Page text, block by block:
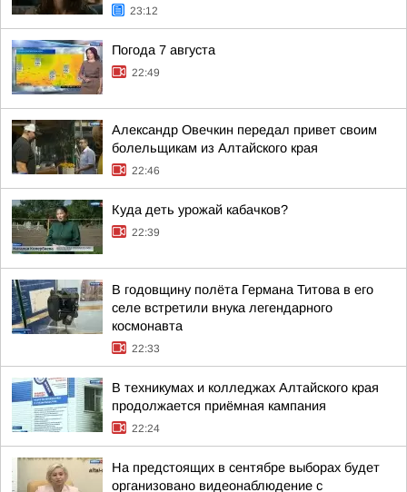
23:12
Погода 7 августа
22:49
Александр Овечкин передал привет своим
болельщикам из Алтайского края
22:46
Куда деть урожай кабачков?
22:39
В годовщину полёта Германа Титова в его
селе встретили внука легендарного
космонавта
22:33
В техникумах и колледжах Алтайского края
продолжается приёмная кампания
22:24
На предстоящих в сентябре выборах будет
организовано видеонаблюдение с